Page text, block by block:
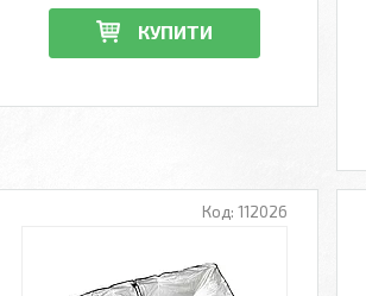
КУПИТИ
112026